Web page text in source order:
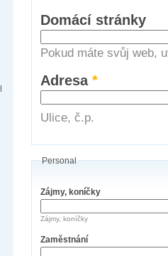
Domácí stránky
Pokud máte svůj web,
Adresa*
Ulice, č.p.
Personal
Zájmy, koníčky
Zájmy, koníčky
Zaměstnání